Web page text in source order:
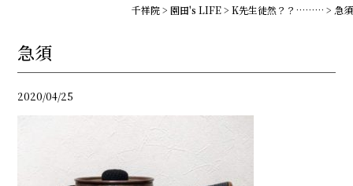
千祥院> 園田's LIFE> K先生徒然？？……… > 急須
急須
2020/04/25